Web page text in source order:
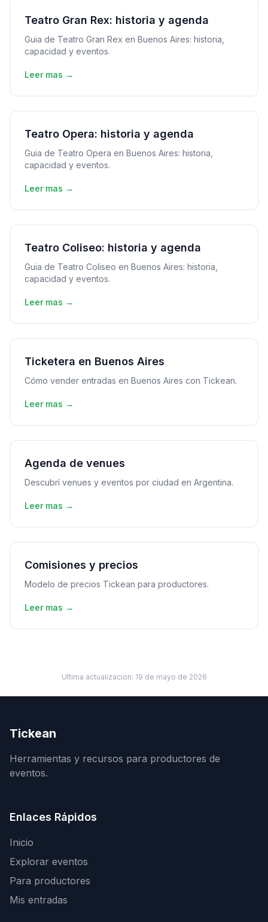
Teatro Gran Rex: historia y agenda
Guia de Teatro Gran Rex en Buenos Aires: historia,
capacidad y eventos.
Leer mas →
Teatro Opera: historia y agenda
Guia de Teatro Opera en Buenos Aires: historia,
capacidad y eventos.
Leer mas →
Teatro Coliseo: historia y agenda
Guia de Teatro Coliseo en Buenos Aires: historia,
capacidad y eventos.
Leer mas →
Ticketera en Buenos Aires
Cómo vender entradas en Buenos Aires con Tickean.
Leer mas →
Agenda de venues
Descubrí venues y eventos por ciudad en Argentina.
Leer mas →
Comisiones y precios
Modelo de precios Tickean para productores.
Leer mas →
Ultima actualizacion: 19 de mayo de 2026
Tickean
Herramientas y recursos para productores de
eventos.
Enlaces Rápidos
Inicio
Explorar eventos
Para productores
Mis entradas